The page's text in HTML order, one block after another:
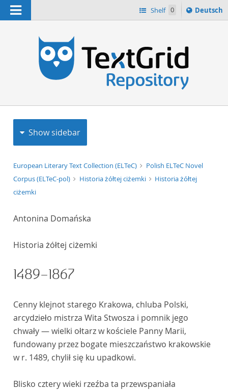
Navigation Shelf 0
Sprache
ï¿½ndern
Deutsch
Show sidebar
European Literary Text Collection (ELTeC)
Polish ELTeC Novel
Corpus (ELTeC-pol)
Historia żółtej ciżemki
Historia żółtej
ciżemki
Antonina Domańska
Historia żółtej ciżemki
1489–1867
Cenny klejnot starego Krakowa, chluba Polski,
arcydzieło mistrza Wita Stwosza i pomnik jego
chwały — wielki ołtarz w kościele Panny Marii,
fundowany przez bogate mieszczaństwo krakowskie
w r. 1489, chylił się ku upadkowi.
Blisko cztery wieki rzeźba ta przewspaniała